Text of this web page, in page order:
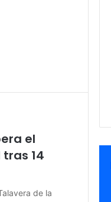
el
14
de la